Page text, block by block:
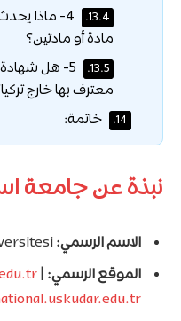
13.4.
4- ماذا
مادة أو مادتين؟
13.5.
5- هل
معترف بها خارج
14. خاتمة:
نبذة عن جامعة
الاسم الرسمي:
الموقع الرسمي: |